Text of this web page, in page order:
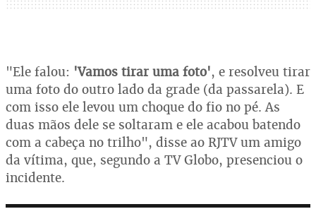
"Ele falou: 'Vamos tirar uma foto', e resolveu tirar
uma foto do outro lado da grade (da passarela). E
com isso ele levou um choque do fio no pé. As
duas mãos dele se soltaram e ele acabou batendo
com a cabeça no trilho", disse ao RJTV um amigo
da vítima, que, segundo a TV Globo, presenciou o
incidente.